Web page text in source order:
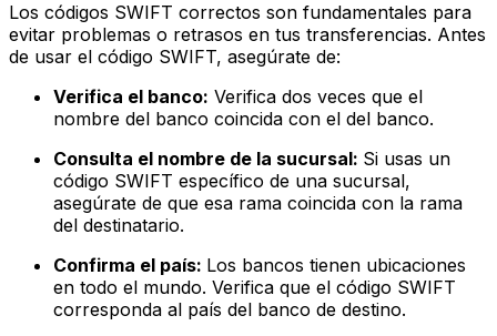
Los códigos SWIFT correctos son fundamentales para
evitar problemas o retrasos en tus transferencias. Antes
de usar el código SWIFT, asegúrate de:
Verifica el banco: Verifica dos veces que el
nombre del banco coincida con el del banco.
Consulta el nombre de la sucursal: Si usas un
código SWIFT específico de una sucursal,
asegúrate de que esa rama coincida con la rama
del destinatario.
Confirma el país: Los bancos tienen ubicaciones
en todo el mundo. Verifica que el código SWIFT
corresponda al país del banco de destino.